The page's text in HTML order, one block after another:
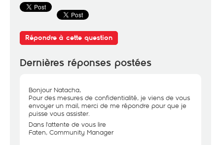
Répondre à cette question
Dernières réponses postées
Bonjour Natacha,
Pour des mesures de confidentialité, je viens de vous
envoyer un mail, merci de me répondre pour que je
puisse vous assister.
Dans l'attente de vous lire
Faten, Community Manager